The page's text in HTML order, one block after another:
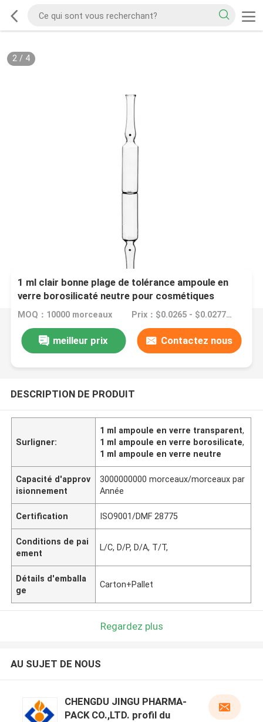
2/ 4
1 ml clair bonne plage de tolérance ampoule en
verre borosilicaté neutre pour cosmétiques
MOQ：10000 morceaux Prix：$0.0265 - $0.0277/pieces
meilleur prix Contactez nous
DESCRIPTION DE PRODUIT
Surligner:
1 ml ampoule en verre transparent,
1 ml ampoule en verre borosilicate,
1 ml ampoule en verre neutre
Capacité d'approv
isionnement
3000000000 morceaux/morceaux par
Année
Certification ISO9001/DMF 28775
Conditions de pai
ement
L/C, D/P, D/A, T/T,
Détails d'emballa
ge
Carton+Pallet
Regardez plus
AU SUJET DE NOUS
CHENGDU JINGU PHARMA-
PACK CO.,LTD. profil du